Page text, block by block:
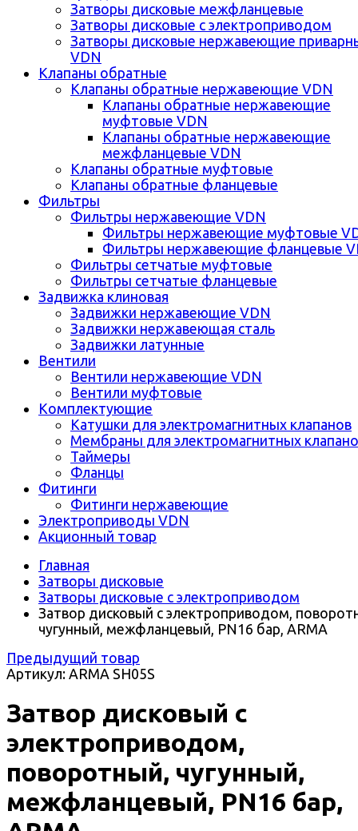
Затворы дисковые межфланцевые
Затворы дисковые с электроприводом
Затворы дисковые нержавеющие
VDN
Клапаны обратные
Клапаны обратные нержавеющие VDN
Клапаны обратные нержавеющие
муфтовые VDN
Клапаны обратные нержавеющие
межфланцевые VDN
Клапаны обратные муфтовые
Клапаны обратные фланцевые
Фильтры
Фильтры нержавеющие VDN
Фильтры нержавеющие муфтовые
Фильтры нержавеющие фланцевые
Фильтры сетчатые муфтовые
Фильтры сетчатые фланцевые
Задвижка клиновая
Задвижки нержавеющие VDN
Задвижки нержавеющая сталь
Задвижки латунные
Вентили
Вентили нержавеющие VDN
Вентили муфтовые
Комплектующие
Катушки для электромагнитных клапанов
Мембраны для электромагнитных
Таймеры
Фланцы
Фитинги
Фитинги нержавеющие
Электроприводы VDN
Акционный товар
Главная
Затворы дисковые
Затворы дисковые с электроприводом
Затвор дисковый с электроприводом,
чугунный, межфланцевый, PN16 бар, ARMA
Предыдущий товар
Артикул: ARMA SH05S
Затвор дисковый с
электроприводом,
поворотный, чугунный,
межфланцевый, PN16 бар,